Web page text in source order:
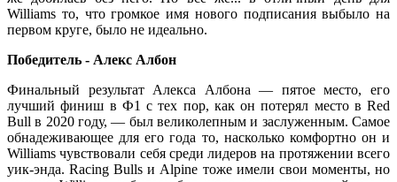
Williams то, что громкое имя нового подписания выбыло на
первом круге, было не идеально.
Победитель - Алекс Албон
Финальный результат Алекса Албона — пятое место, его
лучший финиш в Ф1 с тех пор, как он потерял место в Red
Bull в 2020 году, — был великолепным и заслуженным. Самое
обнадеживающее для его года то, насколько комфортно он и
Williams чувствовали себя среди лидеров на протяжении всего
уик-энда. Racing Bulls и Alpine тоже имели свои моменты, но